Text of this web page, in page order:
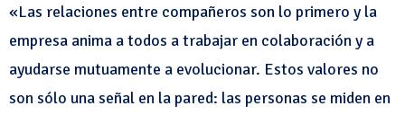
«Las relaciones entre compañeros son lo primero y la
empresa anima a todos a trabajar en colaboración y a
ayudarse mutuamente a evolucionar. Estos valores no
son sólo una señal en la pared: las personas se miden en